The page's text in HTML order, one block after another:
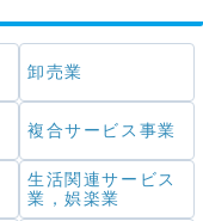
卸売業
複合サービス事業
生活関連サービス
業，娯楽業